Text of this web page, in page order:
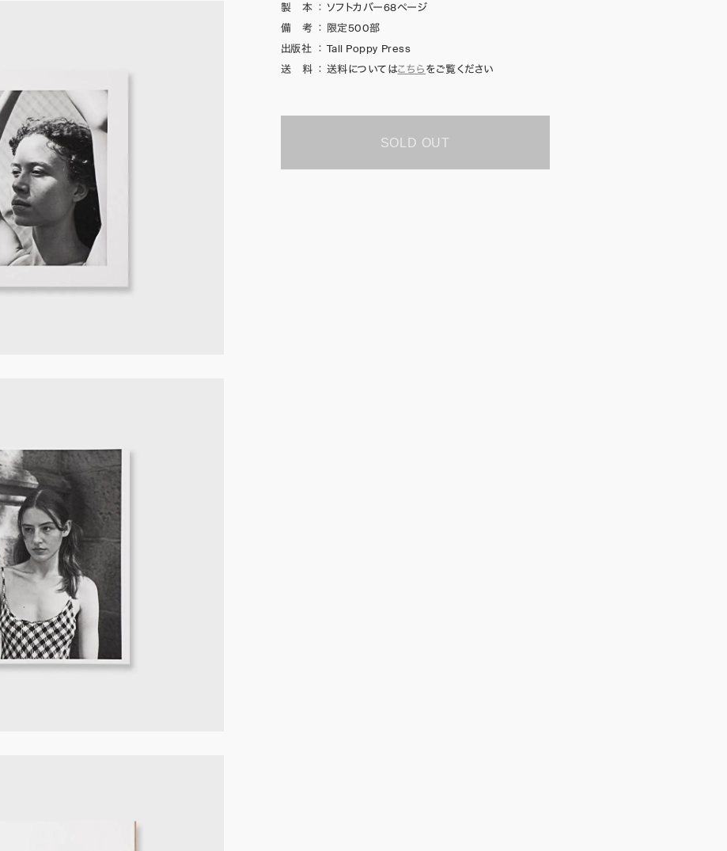
製 本 ： ソフトカバー68ページ
備 考 ： 限定500部
出版社 ： Tall Poppy Press
送 料 ： 送料についてはこちらをご覧ください
SOLD OUT